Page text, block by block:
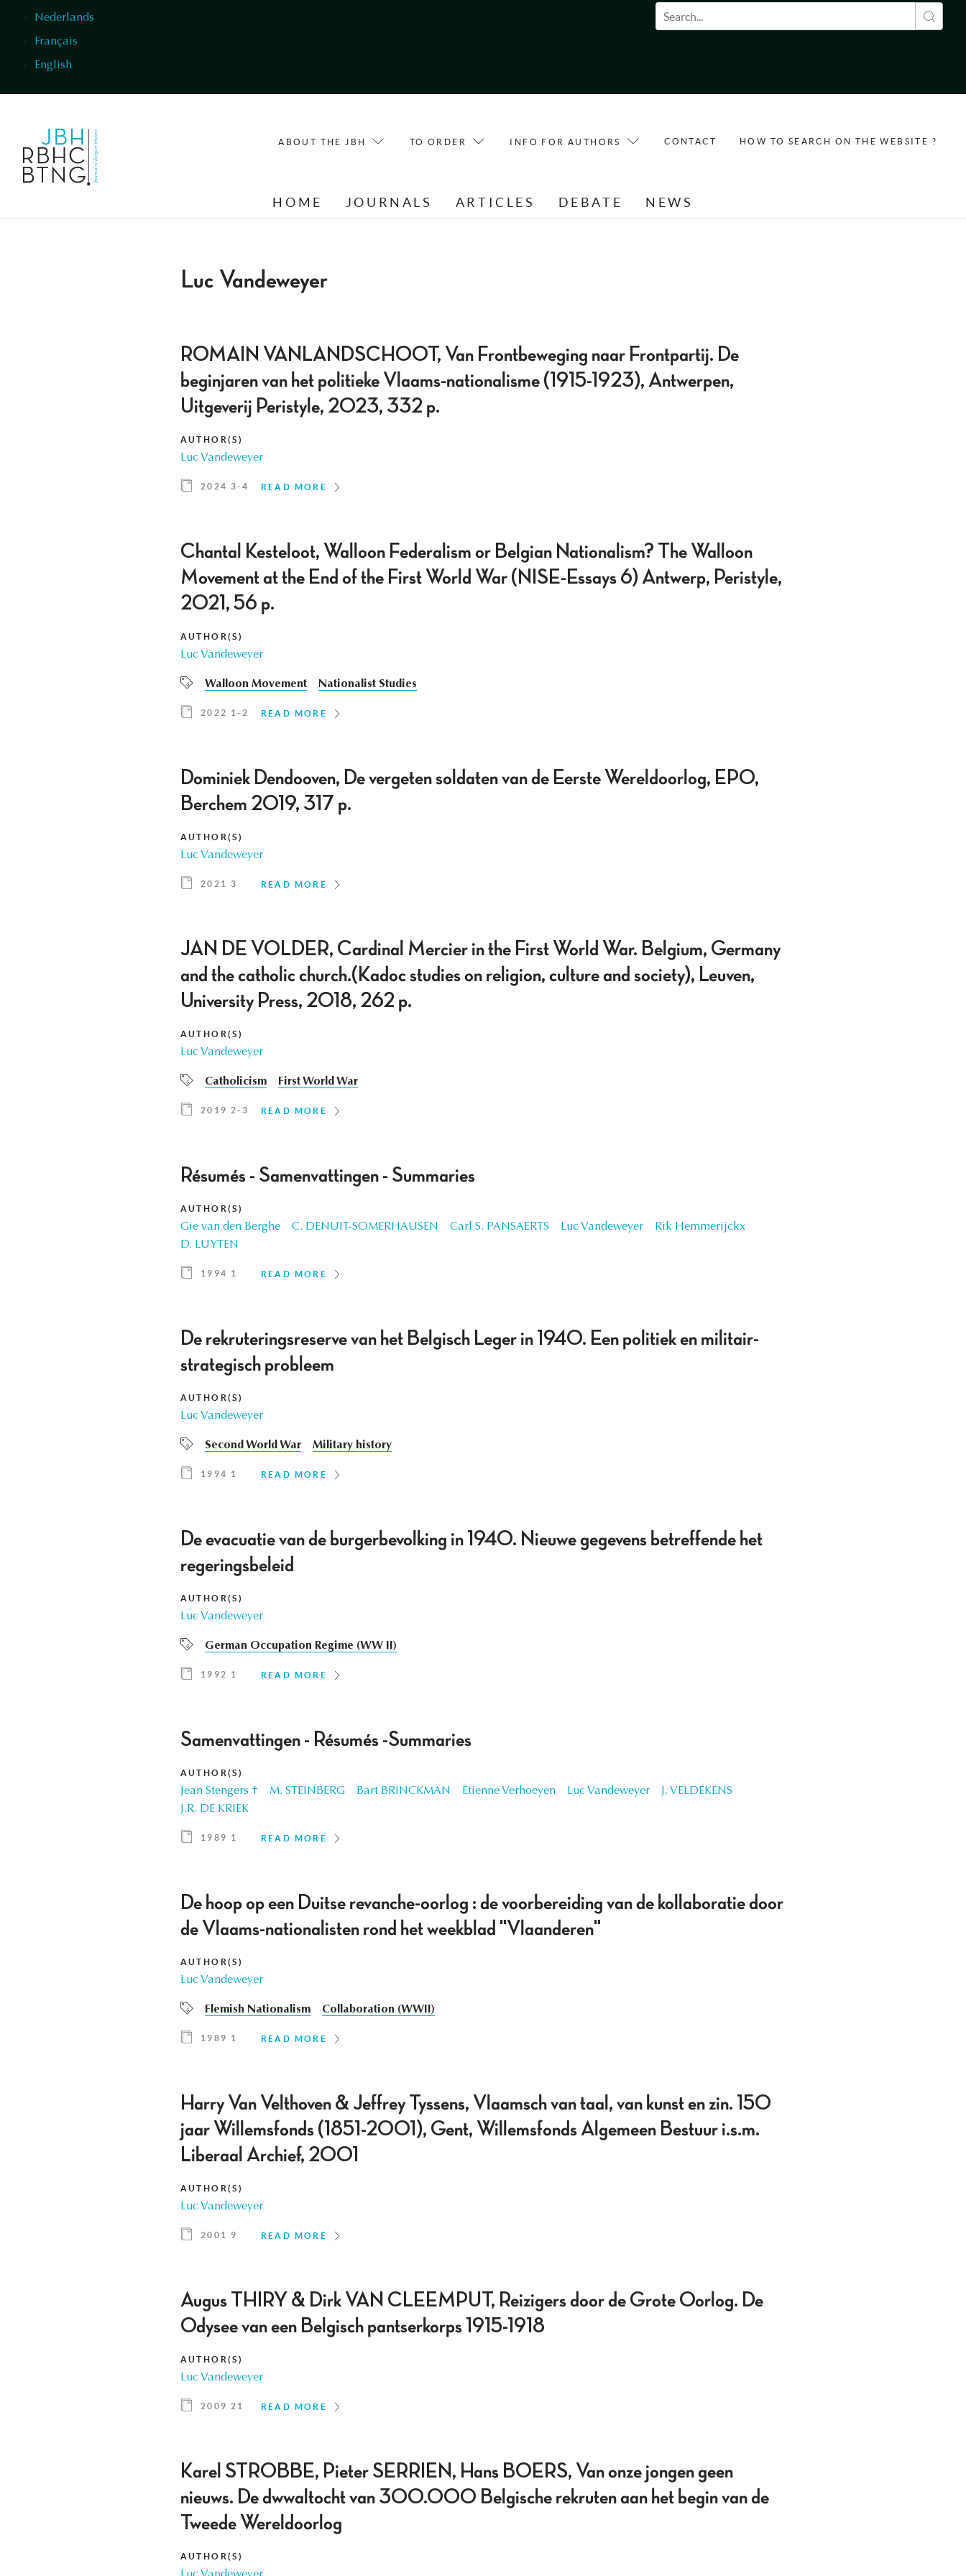
Nederlands
Français
English
Search form
ABOUT THE JBH TO ORDER INFO FOR AUTHORS CONTACT HOW TO SEARCH ON THE WEBSITE ?
HOME JOURNALS ARTICLES DEBATE NEWS
Luc Vandeweyer
ROMAIN VANLANDSCHOOT, Van Frontbeweging naar Frontpartij. De
beginjaren van het politieke Vlaams-nationalisme (1915-1923), Antwerpen,
Uitgeverij Peristyle, 2023, 332 p.
AUTHOR(S)
Luc Vandeweyer
2024 3-4 READ MORE
Chantal Kesteloot, Walloon Federalism or Belgian Nationalism? The Walloon
Movement at the End of the First World War (NISE-Essays 6) Antwerp, Peristyle,
2021, 56 p.
AUTHOR(S)
Luc Vandeweyer
Walloon Movement Nationalist Studies
2022 1-2 READ MORE
Dominiek Dendooven, De vergeten soldaten van de Eerste Wereldoorlog, EPO,
Berchem 2019, 317 p.
AUTHOR(S)
Luc Vandeweyer
2021 3 READ MORE
JAN DE VOLDER, Cardinal Mercier in the First World War. Belgium, Germany
and the catholic church.(Kadoc studies on religion, culture and society), Leuven,
University Press, 2018, 262 p.
AUTHOR(S)
Luc Vandeweyer
Catholicism First World War
2019 2-3 READ MORE
Résumés - Samenvattingen - Summaries
AUTHOR(S)
Gie van den Berghe C. DENUIT-SOMERHAUSEN Carl S. PANSAERTS Luc Vandeweyer
Rik Hemmerijckx
D. LUYTEN
1994 1 READ MORE
De rekruteringsreserve van het Belgisch Leger in 1940. Een politiek en militair-
strategisch probleem
AUTHOR(S)
Luc Vandeweyer
Second World War Military history
1994 1 READ MORE
De evacuatie van de burgerbevolking in 1940. Nieuwe gegevens betreffende het
regeringsbeleid
AUTHOR(S)
Luc Vandeweyer
German Occupation Regime (WW II)
1992 1 READ MORE
Samenvattingen - Résumés -Summaries
AUTHOR(S)
Jean Stengers † M. STEINBERG Bart BRINCKMAN Etienne Verhoeyen Luc Vandeweyer
J. VELDEKENS
J.R. DE KRIEK
1989 1 READ MORE
De hoop op een Duitse revanche-oorlog : de voorbereiding van de kollaboratie door
de Vlaams-nationalisten rond het weekblad "Vlaanderen"
AUTHOR(S)
Luc Vandeweyer
Flemish Nationalism Collaboration (WWII)
1989 1 READ MORE
Harry Van Velthoven & Jeffrey Tyssens, Vlaamsch van taal, van kunst en zin. 150
jaar Willemsfonds (1851-2001), Gent, Willemsfonds Algemeen Bestuur i.s.m.
Liberaal Archief, 2001
AUTHOR(S)
Luc Vandeweyer
2001 9 READ MORE
Augus THIRY & Dirk VAN CLEEMPUT, Reizigers door de Grote Oorlog. De
Odysee van een Belgisch pantserkorps 1915-1918
AUTHOR(S)
Luc Vandeweyer
2009 21 READ MORE
Karel STROBBE, Pieter SERRIEN, Hans BOERS, Van onze jongen geen
nieuws. De dwwaltocht van 300.000 Belgische rekruten aan het begin van de
Tweede Wereldoorlog
AUTHOR(S)